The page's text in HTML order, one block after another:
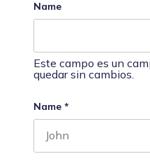
Name
Este campo es un
quedar sin cambios.
Name *